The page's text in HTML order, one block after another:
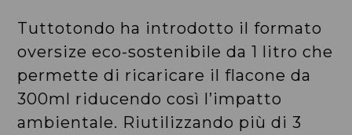
Tuttotondo ha introdotto il formato
oversize eco-sostenibile da 1 litro che
permette di ricaricare il flacone da
300ml riducendo così l’impatto
ambientale. Riutilizzando più di 3